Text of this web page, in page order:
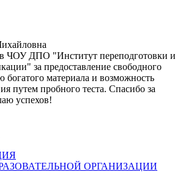
ЧОУ ДПО "Институт переподготовки и
за предоставление свободного
богатого материала и возможность
путем пробного теста. Спасибо за
успехов!
ОРГАНИЗАЦИИ